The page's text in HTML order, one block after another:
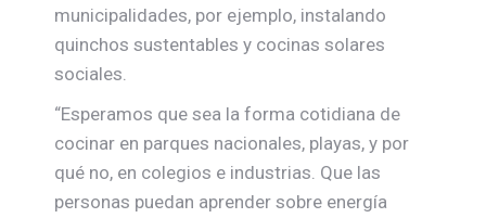
municipalidades, por ejemplo, instalando
quinchos sustentables y cocinas solares
sociales.
“Esperamos que sea la forma cotidiana de
cocinar en parques nacionales, playas, y por
qué no, en colegios e industrias. Que las
personas puedan aprender sobre energía